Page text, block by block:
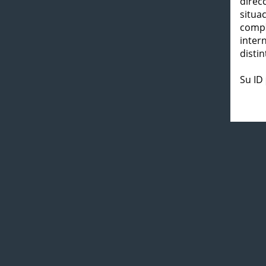
Su